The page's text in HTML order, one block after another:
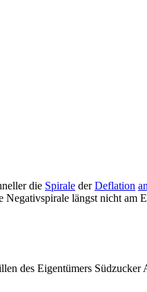
die Spirale derDeflation an
Negativspirale längst nicht am
des Eigentümers Südzucker